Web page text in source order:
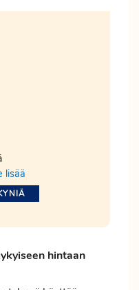
lisää
hintaan